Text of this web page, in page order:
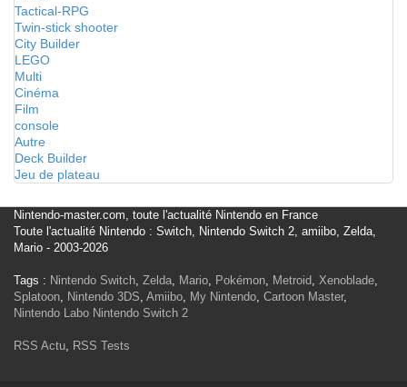
Tactical-RPG
Twin-stick shooter
City Builder
LEGO
Multi
Cinéma
Film
console
Autre
Deck Builder
Jeu de plateau
Nintendo-master.com, toute l'actualité Nintendo en France
Toute l'actualité Nintendo : Switch, Nintendo Switch 2, amiibo, Zelda,
Mario - 2003-2026
Tags : Nintendo Switch, Zelda, Mario, Pokémon, Metroid, Xenoblade,
Splatoon, Nintendo 3DS, Amiibo, My Nintendo, Cartoon Master,
Nintendo Labo Nintendo Switch 2
RSS Actu, RSS Tests